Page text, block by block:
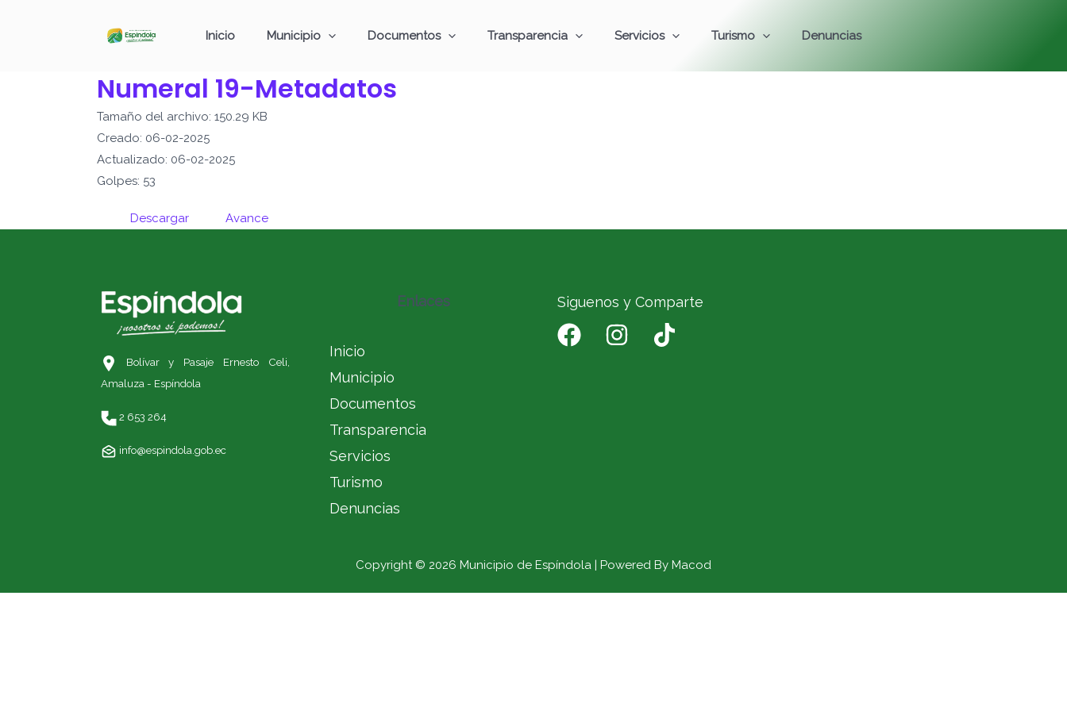
Inicio Municipio Documentos Transparencia Servicios Turismo Denuncias
Numeral 19-Metadatos
Tamaño del archivo: 150.29 KB
Creado: 06-02-2025
Actualizado: 06-02-2025
Golpes: 53
Descargar Avance
Bolívar y Pasaje Ernesto Celi,
Amaluza - Espíndola
2 653 264
info@espindola.gob.ec
Enlaces
Inicio
Municipio
Documentos
Transparencia
Servicios
Turismo
Denuncias
Siguenos y Comparte
Copyright © 2026 Municipio de Espíndola | Powered By Macod